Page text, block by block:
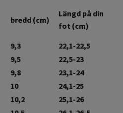
bredd (cm)
Längd på din
fot (cm)
9,3
22,1-22,5
9,5
22,5-23
9,8
23,1-24
10
24,1-25
10,2
25,1-26